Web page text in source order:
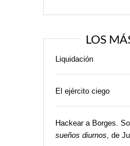
LOS
Liquidación
El ejército ciego
Hackear a Borges.
sueños diurnos, de